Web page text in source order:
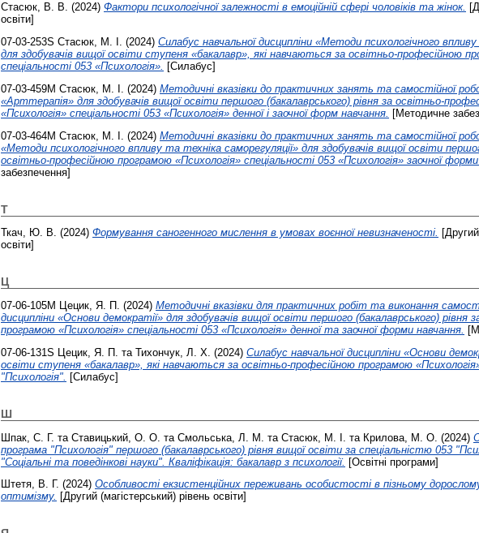
Стасюк, В. В. (2024) Фактори психологічної залежності в емоційній сфері чоловіків та жінок.
освіти]
07-03-253S Стасюк, М. І. (2024) Силабус навчальної дисципліни «Методи психологічного
для здобувачів вищої освіти ступеня «бакалавр», які навчаються за освітньо-професійною
спеціальності 053 «Психологія».
[Силабус]
07-03-459М Стасюк, М. І. (2024) Методичні вказівки до практичних занять та самостійної
«Арттерапія» для здобувачів вищої освіти першого (бакалаврського) рівня за освітньо-
«Психологія» спеціальності 053 «Психологія» денної і заочної форм навчання. [Методичне
07-03-464М Стасюк, М. І. (2024) Методичні вказівки до практичних занять та самостійної
«Методи психологічного впливу та техніка саморегуляції» для здобувачів вищої освіти
освітньо-професійною програмою «Психологія» спеціальності 053 «Психологія» заочної форми
забезпечення]
Т
Ткач, Ю. В. (2024) Формування саногенного мислення в умовах воєнної невизначеності.
освіти]
Ц
07-06-105М Цецик, Я. П. (2024) Методичні вказівки для практичних робіт та виконання
дисципліни «Основи демократії» для здобувачів вищої освіти першого (бакалаврського) рівня
програмою «Психологія» спеціальності 053 «Психологія» денної та заочної форми навчання.
07-06-131S
Цецик, Я. П. та Тихончук, Л. Х. (2024) Силабус навчальної дисципліни «Основи
освіти ступеня «бакалавр», які навчаються за освітньо-професійною програмою
"Психологія".
[Силабус]
Ш
Шпак, С. Г. та Ставицький, О. О. та Смольська, Л. М. та Стасюк, М. І. та Крилова, М. О. (2024)
програма "Психологія" першого (бакалаврського) рівня вищої освіти за спеціальністю 053
"Соціальні та поведінкові науки". Кваліфікація: бакалавр з психології. [Освітні програми]
Штетя, В. Г. (2024) Особливості екзистенційних переживань особистості в пізньому дорослому
оптимізму. [Другий (магістерський) рівень освіти]